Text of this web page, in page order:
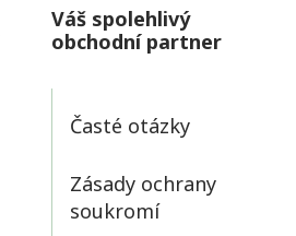
Váš spolehlivý
obchodní partner
Časté otázky
Zásady ochrany
soukromí